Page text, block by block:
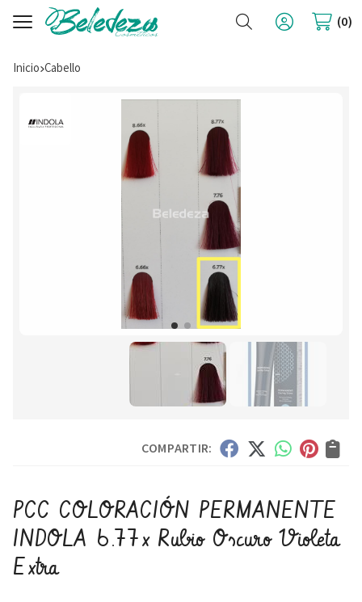
Buscar 0
Inicio cabello
COMPARTIR:
PCC COLORACIÓN PERMANENTE
INDOLA 6.77x Rubio Oscuro Violeta
Extra